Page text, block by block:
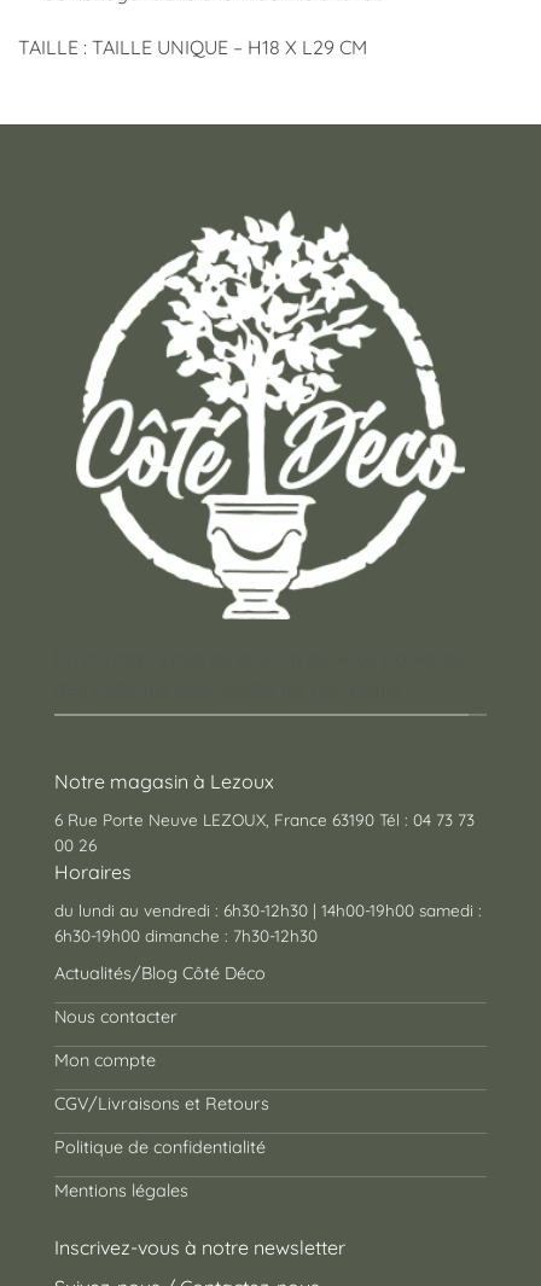
TAILLE : TAILLE UNIQUE – H18 X L29 CM
Notre magasin à Lezoux
6 Rue Porte Neuve LEZOUX, France 63190 Tél : 04 73 73
00 26
Horaires
du lundi au vendredi : 6h30-12h30 | 14h00-19h00 samedi :
6h30-19h00 dimanche : 7h30-12h30
Actualités/Blog Côté Déco
Nous contacter
Mon compte
CGV/Livraisons et Retours
Politique de confidentialité
Mentions légales
Inscrivez-vous à notre newsletter